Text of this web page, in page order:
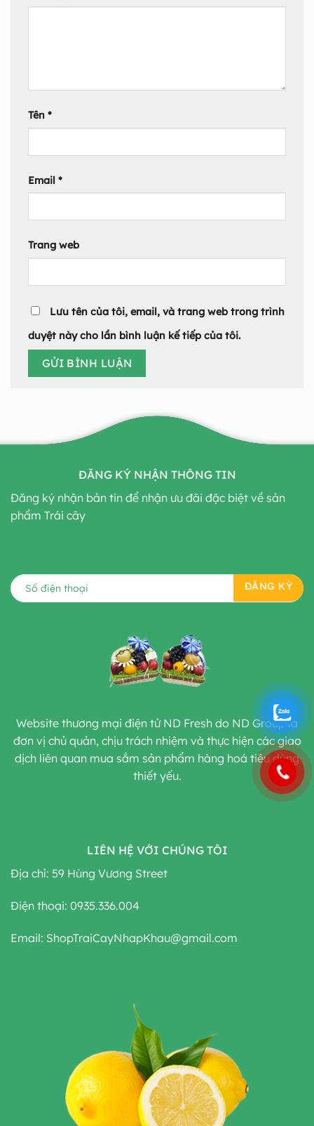
Tên *
Email *
Trang web
Lưu tên của tôi, email, và trang web trong trình
duyệt này cho lần bình luận kế tiếp của tôi.
ĐĂNG KÝ NHẬN THÔNG TIN
Đăng ký nhận bản tin để nhận ưu đãi đặc biệt về sản
phẩm Trái cây
Website thương mại điện tử ND Fresh do ND Group là
đơn vị chủ quản, chịu trách nhiệm và thực hiện các giao
dịch liên quan mua sắm sản phẩm hàng hoá tiêu dùng
thiết yếu.
LIÊN HỆ VỚI CHÚNG TÔI
Địa chỉ: 59 Hùng Vương Street
Điện thoại: 0935.336.004
Email: ShopTraiCayNhapKhau@gmail.com